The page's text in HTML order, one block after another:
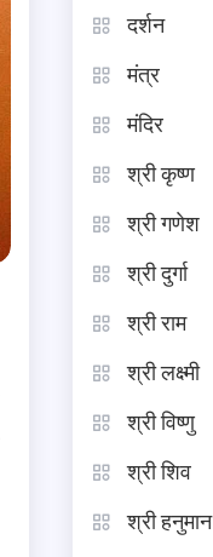
दर्शन
मंत्र
मंदिर
श्री कृष्ण
श्री गणेश
श्री दुर्गा
श्री राम
श्री लक्ष्मी
श्री विष्णु
श्री शिव
श्री हनुमान